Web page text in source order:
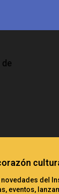
del
eventos,